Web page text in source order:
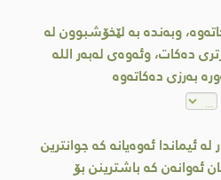
وبەندە بە لێخۆشبوون لە
دەکات، وئەوەى لەبەر الله
بەرزی دەکاتەوە
ئیماندا ئەوەیانە کە جوانترین
ئەوانەن کە باشترینن بۆ